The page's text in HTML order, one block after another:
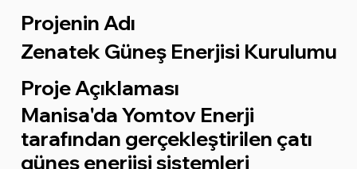
Projenin Adı
Zenatek Güneş Enerjisi Kurulumu
Proje Açıklaması
Manisa'da Yomtov Enerji
tarafından gerçekleştirilen çatı
güneş enerjisi sistemleri